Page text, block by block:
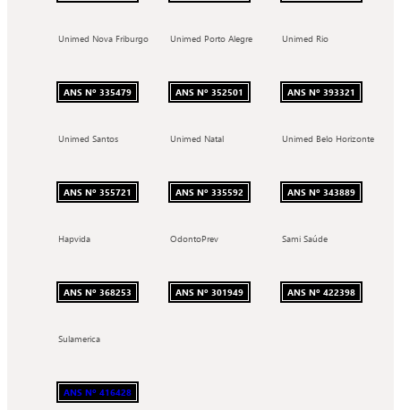
Unimed Nova Friburgo
ANS Nº 335479
Unimed Porto Alegre
ANS Nº 352501
Unimed Rio
ANS Nº 393321
Unimed Santos
ANS Nº 355721
Unimed Natal
ANS Nº 335592
Unimed Belo Horizonte
ANS Nº 343889
Hapvida
ANS Nº 368253
OdontoPrev
ANS Nº 301949
Sami Saúde
ANS Nº 422398
Sulamerica
ANS Nº 416428